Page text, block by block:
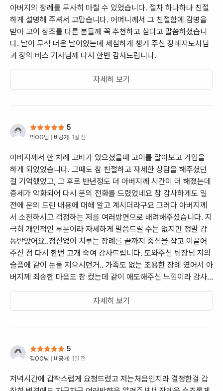
아버지의 장례를 무사히 마칠 수 있었습니다. 절차 하나하나 친절
하게 설명해 주셔서 고맙습니다. 어머니께서 그 친절함에 감명을
받아 고이 상조를 다른 분들께 꼭 추천하고 싶다고 말씀하셨습니
다. 날이 무척 더운 날이었는뎨 세심하게 챙겨 주신 장례지도사님
과 장의 버스 기사님께 다시 한번 감사드립니다.
자세히 보기
5
박OO님 | 비공개 1일 전
아버지께서 한 차례 고비가 있으셨을때 고이를 알아보고 가입을
하게 되었었습니다. 그때도 참 친절하고 자세한 상담을 해주셨던
걸 기억했었고, 그 후로 반년정도 더 아버지께 시간이 더 해졌는데
증세가 악화되어 다시 문의 전화를 드렸었네요 참 감사하게도 일
전에 문의 드린 내용에 대해 알고 계시더라구요 그러다 아버지께
서 소천하시고 걱정하는 저를 여러방면으로 배려해주셨습니다. 지
극히 개인적인 부분이라 자세하게 말씀드릴 수는 없지만 정말 감
동받았어요..정신없이 치루는 장례를 끝까지 중심을 잡고 이끌어
주신 점 다시 한번 고개 숙여 감사드립니다. 도와주신 팀장님 저의
슬픔에 같이 눈물 지으시던거.. 가족도 없는 조용한 장례 였어서 아
버지께 죄송한 마음도 참 컸는데 같이 애도해주신 느낌이라 감사
했습니다. 전체적으로 다 좋았었기 때문에 다른 분들도 꼭 이 후기
가 도움이 되어서 잘 이용해보셨으면 좋겠습니다. 감사했습니다.
자세히 보기
5
김OO님 | 비공개 1일 전
저녁시간에 갑작스럽게 요청드렸고 저는처음인지라 결정한걸 갑